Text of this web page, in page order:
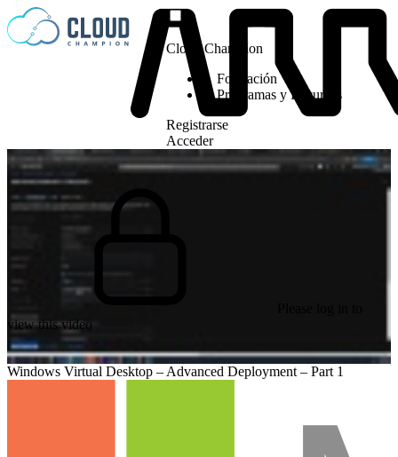
Saltar al contenido
Cloud Champion
Formación
Programas y Recursos
Registrarse
Acceder
view this video
Windows Virtual Desktop – Advanced Deployment – Part 1